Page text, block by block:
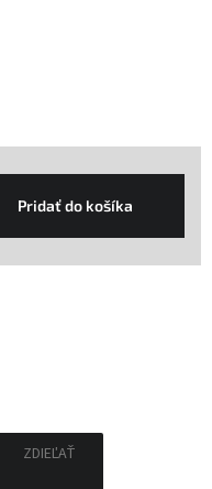
Pridať do košíka
ZDIEĽAŤ